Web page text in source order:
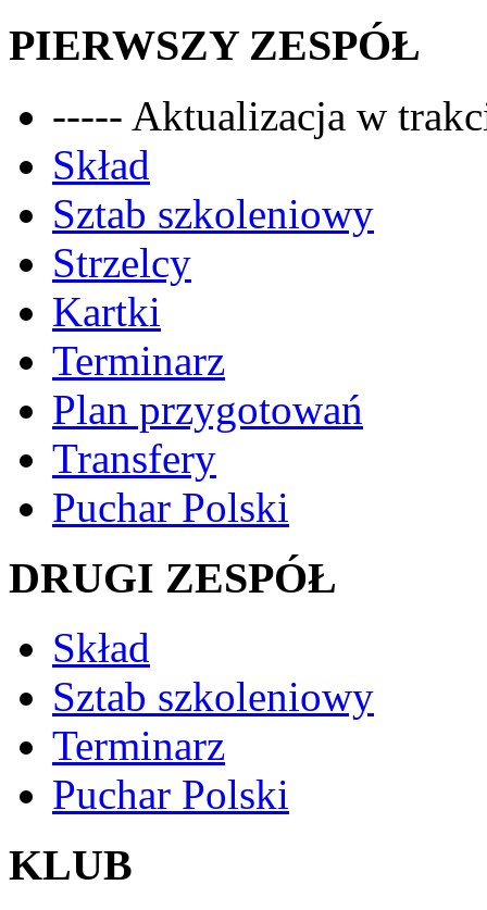
PIERWSZY ZESPÓŁ
----- Aktualizacja w
Skład
Sztab szkoleniowy
Strzelcy
Kartki
Terminarz
Plan przygotowań
Transfery
Puchar Polski
DRUGI ZESPÓŁ
Skład
Sztab szkoleniowy
Terminarz
Puchar Polski
KLUB